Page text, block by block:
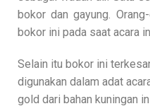
bokor dan gayung.
bokor ini pada saat acara
Selain itu bokor ini
digunakan dalam adat
gold dari bahan kuningan